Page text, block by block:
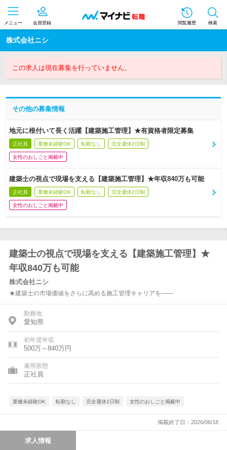
メニュー 会員登録 閲覧履歴 検索
株式会社ニシ
この求人は現在募集を行っていません。
その他の募集情報
地元に根付いて長く活躍【建築施工管理】★有資格者限定募集
正社員 業種未経験OK 転勤なし 完全週休2日制
女性のおしごと掲載中
建築士の視点で現場を支える【建築施工管理】★年収840万も可能
正社員 業種未経験OK 転勤なし 完全週休2日制
女性のおしごと掲載中
建築士の視点で現場を支える【建築施工管理】★
年収840万も可能
株式会社ニシ
★建築士の市場価値をさらに高める施工管理キャリアを――
勤務地
愛知県
初年度年収
500万～840万円
雇用形態
正社員
業種未経験OK 転勤なし 完全週休2日制 女性のおしごと掲載中
掲載終了日：2026/06/18
求人情報